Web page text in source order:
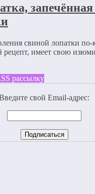
запечённая
свиной лопатки по-
имеет свою
рассылку
свой Email-адрес: